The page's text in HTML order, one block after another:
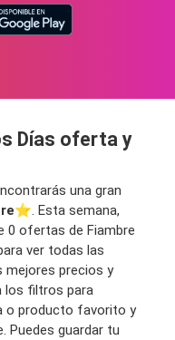
Días oferta y
una gran
⭐️. Esta semana,
0 ofertas de Fiambre
ver todas las
mejores precios y
los filtros para
o producto favorito y
Puedes guardar tu